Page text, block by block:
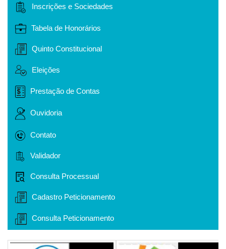
Inscrições e Sociedades
Tabela de Honorários
Quinto Constitucional
Eleições
Prestação de Contas
Ouvidoria
Contato
Validador
Consulta Processual
Cadastro Peticionamento
Consulta Peticionamento